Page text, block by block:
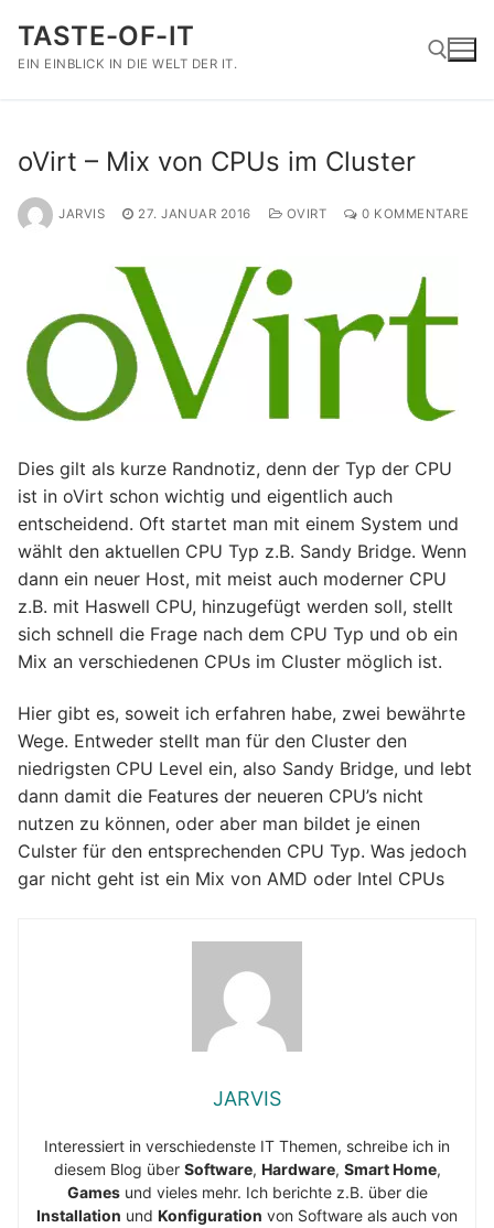
Inhalt
springen
TASTE-OF-IT
EIN EINBLICK IN DIE WELT DER IT.
oVirt – Mix von CPUs im Cluster
JARVIS 27. JANUAR 2016 OVIRT 0 KOMMENTARE
Dies gilt als kurze Randnotiz, denn der Typ der CPU
ist in oVirt schon wichtig und eigentlich auch
entscheidend. Oft startet man mit einem System und
wählt den aktuellen CPU Typ z.B. Sandy Bridge. Wenn
dann ein neuer Host, mit meist auch moderner CPU
z.B. mit Haswell CPU, hinzugefügt werden soll, stellt
sich schnell die Frage nach dem CPU Typ und ob ein
Mix an verschiedenen CPUs im Cluster möglich ist.
Hier gibt es, soweit ich erfahren habe, zwei bewährte
Wege. Entweder stellt man für den Cluster den
niedrigsten CPU Level ein, also Sandy Bridge, und lebt
dann damit die Features der neueren CPU’s nicht
nutzen zu können, oder aber man bildet je einen
Culster für den entsprechenden CPU Typ. Was jedoch
gar nicht geht ist ein Mix von AMD oder Intel CPUs
JARVIS
Interessiert in verschiedenste IT Themen, schreibe ich in
diesem Blog über Software, Hardware, Smart Home,
Gamesund vieles mehr. Ich berichte z.B. über die
Installation und Konfiguration von Software als auch von